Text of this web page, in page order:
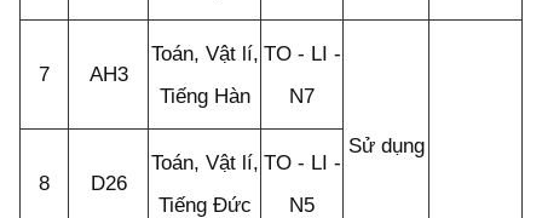
7 AH3
Toán, Vật lí,
Tiếng Hàn
TO - LI -
N7
Sử dụng
8 D26
Toán, Vật lí,
Tiếng Đức
TO - LI -
N5